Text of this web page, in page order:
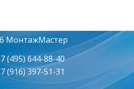
МонтажМастер
(495) 644-88-40
(916) 397-51-31